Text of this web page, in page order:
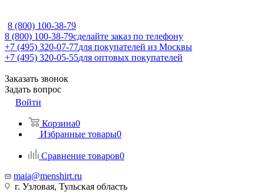
8 (800) 100-38-79
8 (800) 100-38-79сделайте заказ по телефону
+7 (495) 320-07-77для покупателей из Москвы
+7 (495) 320-05-55для оптовых покупателей
Заказать звонок
Задать вопрос
Войти
Корзина0
Избранные товары0
Сравнение товаров0
maia@menshirt.ru
г. Узловая, Тульская область